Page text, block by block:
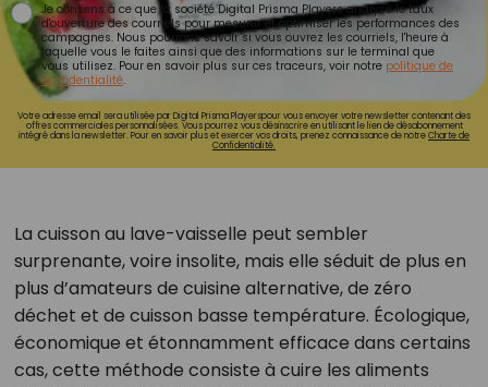
Je consens à ce que la société Digital Prisma Players analyse le taux
d'ouverture des courriels pour mesurer et optimiser les performances des
campagnes. Nous pourrons savoir si vous ouvrez les courriels, l'heure à
laquelle vous le faites ainsi que des informations sur le terminal que
vous utilisez. Pour en savoir plus sur ces traceurs, voir notre politique de
confidentialité.
Votre adresse email sera utilisée par Digital Prisma Playerspour vous envoyer votre newsletter contenant des
offres commerciales personnalisées. Vous pourrez vous désinscrire en utilisant le lien de désabonnement
intégré dans la newsletter. Pour en savoir plus et exercer vos droits, prenez connaissance de notreCharte de
Confidentialité.
La cuisson au lave-vaisselle peut sembler
surprenante, voire insolite, mais elle séduit de plus en
plus d’amateurs de cuisine alternative, de zéro
déchet et de cuisson basse température. Écologique,
économique et étonnamment efficace dans certains
cas, cette méthode consiste à cuire les aliments